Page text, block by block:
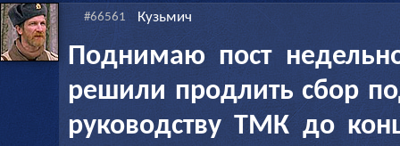
#66561 Кузьмич
Поднимаю пост
решили продлить сбор
руководству ТМК до